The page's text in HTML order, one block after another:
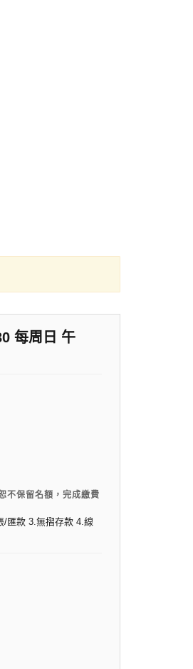
每周日 午
不保留名額，完成繳費
/匯款 3.無摺存款 4.線